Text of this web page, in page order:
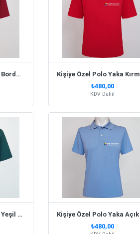
Kişiye Özel Polo Yaka Bordo Tişört
₺480,00
KDV Dahil
Kişiye Özel Polo Yaka Yeşil Tişört
₺480,00